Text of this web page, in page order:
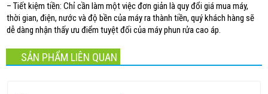
– Tiết kiệm tiền: Chỉ cần làm một việc đơn giản là quy đổi giá mua máy,
thời gian, điện, nước và độ bền của máy ra thành tiền, quý khách hàng sẽ
dễ dàng nhận thấy ưu điểm tuyệt đối của máy phun rửa cao áp.
SẢN PHẨM LIÊN QUAN